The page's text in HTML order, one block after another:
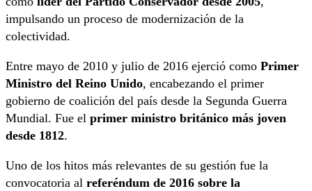
impulsando un proceso de modernización de la
colectividad.
Entre mayo de 2010 y julio de 2016 ejerció como Primer
Ministro del Reino Unido, encabezando el primer
gobierno de coalición del país desde la Segunda Guerra
Mundial. Fue el primer ministro británico más joven
desde 1812.
Uno de los hitos más relevantes de su gestión fue la
convocatoria al referéndum de 2016 sobre la